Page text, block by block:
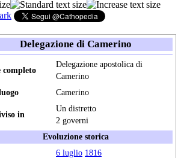
Delegazione di Camerino
completo
Delegazione apostolica di
Camerino
Camerino
in
Un distretto
2 governi
Evoluzione storica
6 luglio 1816